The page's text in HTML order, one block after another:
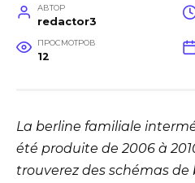
АВТОР
redactor3
ПРОСМОТРОВ
12
La berline familiale
été produite de 2006 à
trouverez des schémas de